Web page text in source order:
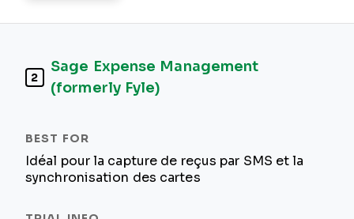
2
Sage Expense Management
(formerly Fyle)
Idéal pour la capture de reçus par SMS et la
synchronisation des cartes